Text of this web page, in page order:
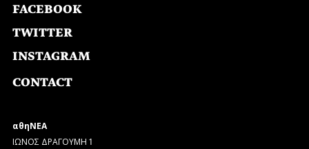
FACEBOOK
TWITTER
INSTAGRAM
CONTACT
αθηΝΕΑ
ΙΩΝΟΣ ΔΡΑΓΟΥΜΗ 1